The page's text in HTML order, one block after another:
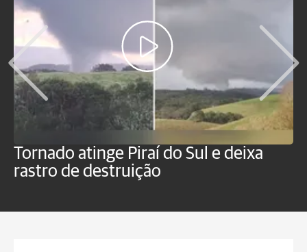
Tornado atinge Piraí do Sul e deixa
rastro de destruição